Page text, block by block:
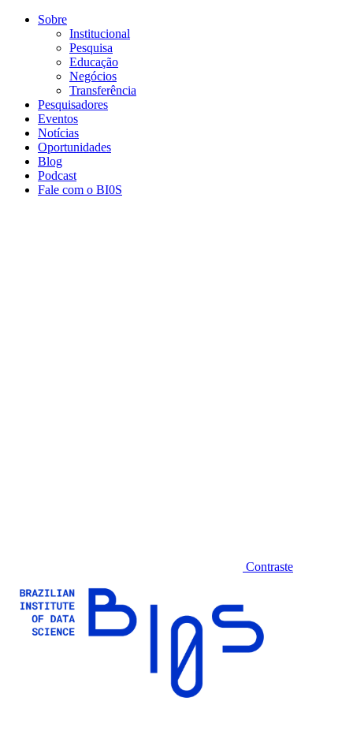
Conteúdo principal
Sobre
Institucional
Pesquisa
Educação
Negócios
Transferência
Pesquisadores
Eventos
Notícias
Oportunidades
Blog
Podcast
Fale com o BI0S
Contraste